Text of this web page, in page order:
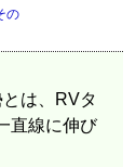
の
は、RVタ
直線に伸び